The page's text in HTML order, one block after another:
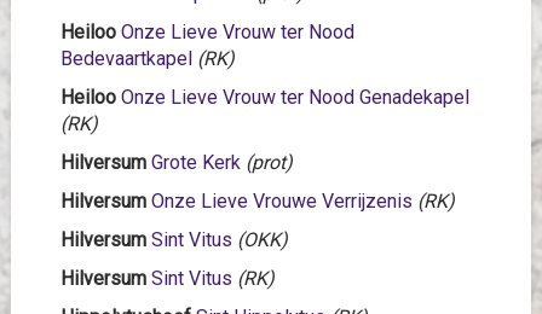
Heiloo Onze Lieve Vrouw ter Nood
Bedevaartkapel (RK)
Heiloo Onze Lieve Vrouw ter Nood Genadekapel
(RK)
Hilversum Grote Kerk (prot)
Hilversum Onze Lieve Vrouwe Verrijzenis (RK)
Hilversum Sint Vitus (OKK)
Hilversum Sint Vitus (RK)